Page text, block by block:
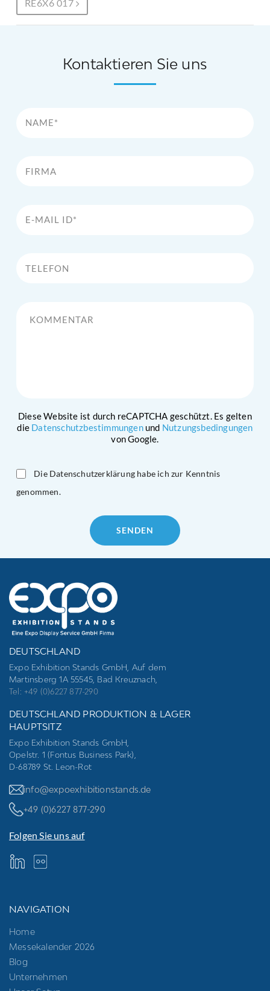
RE6X6 017
Kontaktieren Sie uns
Diese Website ist durch reCAPTCHA geschützt. Es gelten
die Datenschutzbestimmungenund Nutzungsbedingungen
von Google.
Die Datenschutzerklärung habe ich zur Kenntnis
genommen.
empty.
DEUTSCHLAND
Expo Exhibition Stands GmbH, Auf dem
Martinsberg 1A 55545, Bad Kreuznach,
Tel: +49 (0)6227 877-290
DEUTSCHLAND PRODUKTION & LAGER
HAUPTSITZ
Expo Exhibition Stands GmbH,
Opelstr. 1 (Fontus Business Park),
D-68789 St. Leon-Rot
info@expoexhibitionstands.de
+49 (0)6227 877-290
Folgen Sie uns auf
NAVIGATION
Home
Messekalender 2026
Blog
Unternehmen